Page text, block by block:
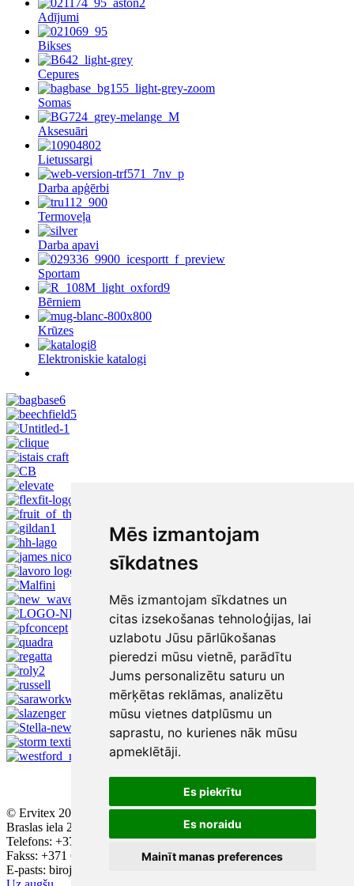
Mēs izmantojam
sīkdatnes
Mēs izmantojam sīkdatnes un
citas izsekošanas tehnoloģijas, lai
uzlabotu Jūsu pārlūkošanas
pieredzi mūsu vietnē, parādītu
Jums personalizētu saturu un
mērķētas reklāmas, analizētu
mūsu vietnes datplūsmu un
saprastu, no kurienes nāk mūsu
apmeklētāji.
Es piekrītu
Es noraidu
Mainīt manas preferences
Adījumi
Bikses
Cepures
Somas
Aksesuāri
Lietussargi
Darba apģērbi
Termoveļa
Darba apavi
Sportam
Bērniem
Krūzes
Elektroniskie katalogi
© Ervitex 2016 - 2026
Braslas iela 29, ieeja A, 2. stāvs, Rīga, LV - 1084
Telefons: +371 67543384; +371 67436896
Fakss: +371 67552223
E-pasts: birojs@ervitex.lv